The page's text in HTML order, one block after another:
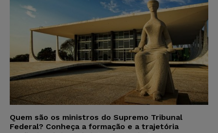
Quem são os ministros do Supremo Tribunal
Federal? Conheça a formação e a trajetória